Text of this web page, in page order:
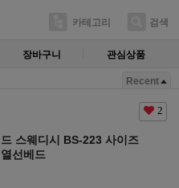
카테고리 검색
장바구니 관심상품
Recent
2
스웨디시 BS-223 사이즈
선베드